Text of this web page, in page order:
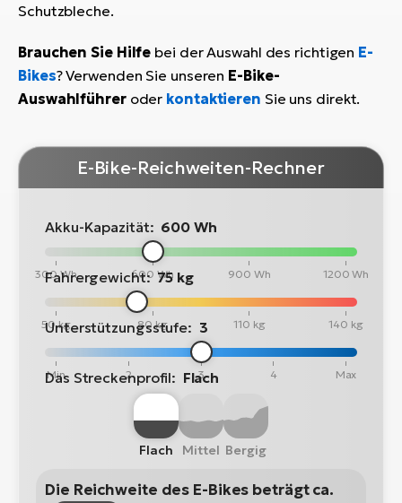
Schutzbleche.
Brauchen Sie Hilfe bei der Auswahl des richtigen E-
Bikes? Verwenden Sie unseren E-Bike-
Auswahlführeroder kontaktieren Sie uns direkt.
E-Bike-Reichweiten-Rechner
Akku-Kapazität: 600 Wh
300 Wh 600 Wh 900 Wh 1200 Wh
Fahrergewicht: 75 kg
50 kg 80 kg 110 kg 140 kg
Unterstützungsstufe: 3
Min 2 3 4 Max
Das Streckenprofil: Flach
Flach Mittel Bergig
Die Reichweite des E-Bikes beträgt ca.